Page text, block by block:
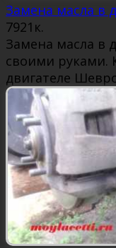
Замена масла в
7921к.
Замена масла в
своими руками.
двигателе